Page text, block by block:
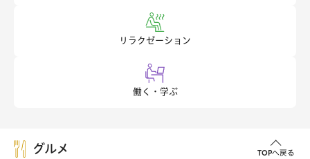
リラクゼーション
働く・学ぶ
グルメ TOPへ戻る